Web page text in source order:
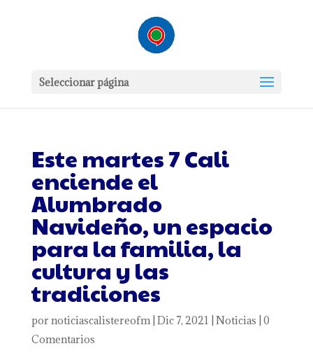
Seleccionar página
Este martes 7 Cali
enciende el
Alumbrado
Navideño, un espacio
para la familia, la
cultura y las
tradiciones
por noticiascalistereofm| Dic 7, 2021 Noticias 0
Comentarios